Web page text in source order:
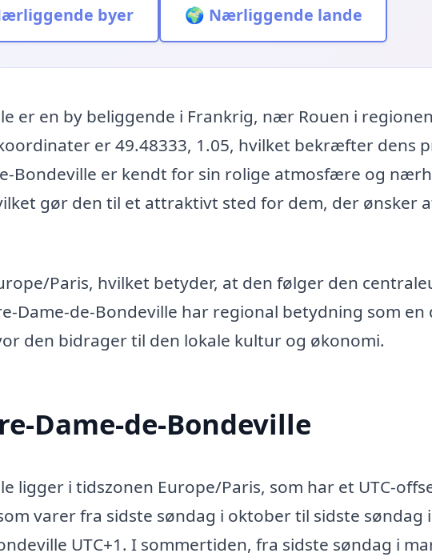
byer 🌍 Nærliggende lande
er en by beliggende i Frankrig, nær Rouen i regionen
er 49.48333, 1.05, hvilket bekræfter dens
Bondeville er kendt for sin rolige atmosfære og
gør den til et attraktivt sted for dem, der ønsker
Paris, hvilket betyder, at den følger den
Dame-de-Bondeville har regional betydning som en
den bidrager til den lokale kultur og økonomi.
Dame-de-Bondeville
ligger i tidszonen Europe/Paris, som har et UTC-
varer fra sidste søndag i oktober til sidste søndag
UTC+1. I sommertiden, fra sidste søndag i